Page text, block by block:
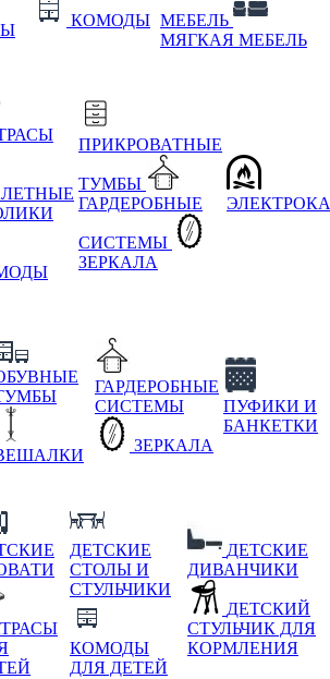
КОМОДЫ МЕБЕЛЬ
МЯГКАЯ МЕБЕЛЬ
ПРИКРОВАТНЫЕ
ТУМБЫ
ГАРДЕРОБНЫЕ
СИСТЕМЫ
ЗЕРКАЛА
ГАРДЕРОБНЫЕ
СИСТЕМЫ
ЗЕРКАЛА
ПУФИКИ И
БАНКЕТКИ
ДЕТСКИЕ
СТОЛЫ И
СТУЛЬЧИКИ
КОМОДЫ
ДЛЯ ДЕТЕЙ
ДЕТСКИЕ
ДИВАНЧИКИ
ДЕТСКИЙ
СТУЛЬЧИК ДЛЯ
КОРМЛЕНИЯ